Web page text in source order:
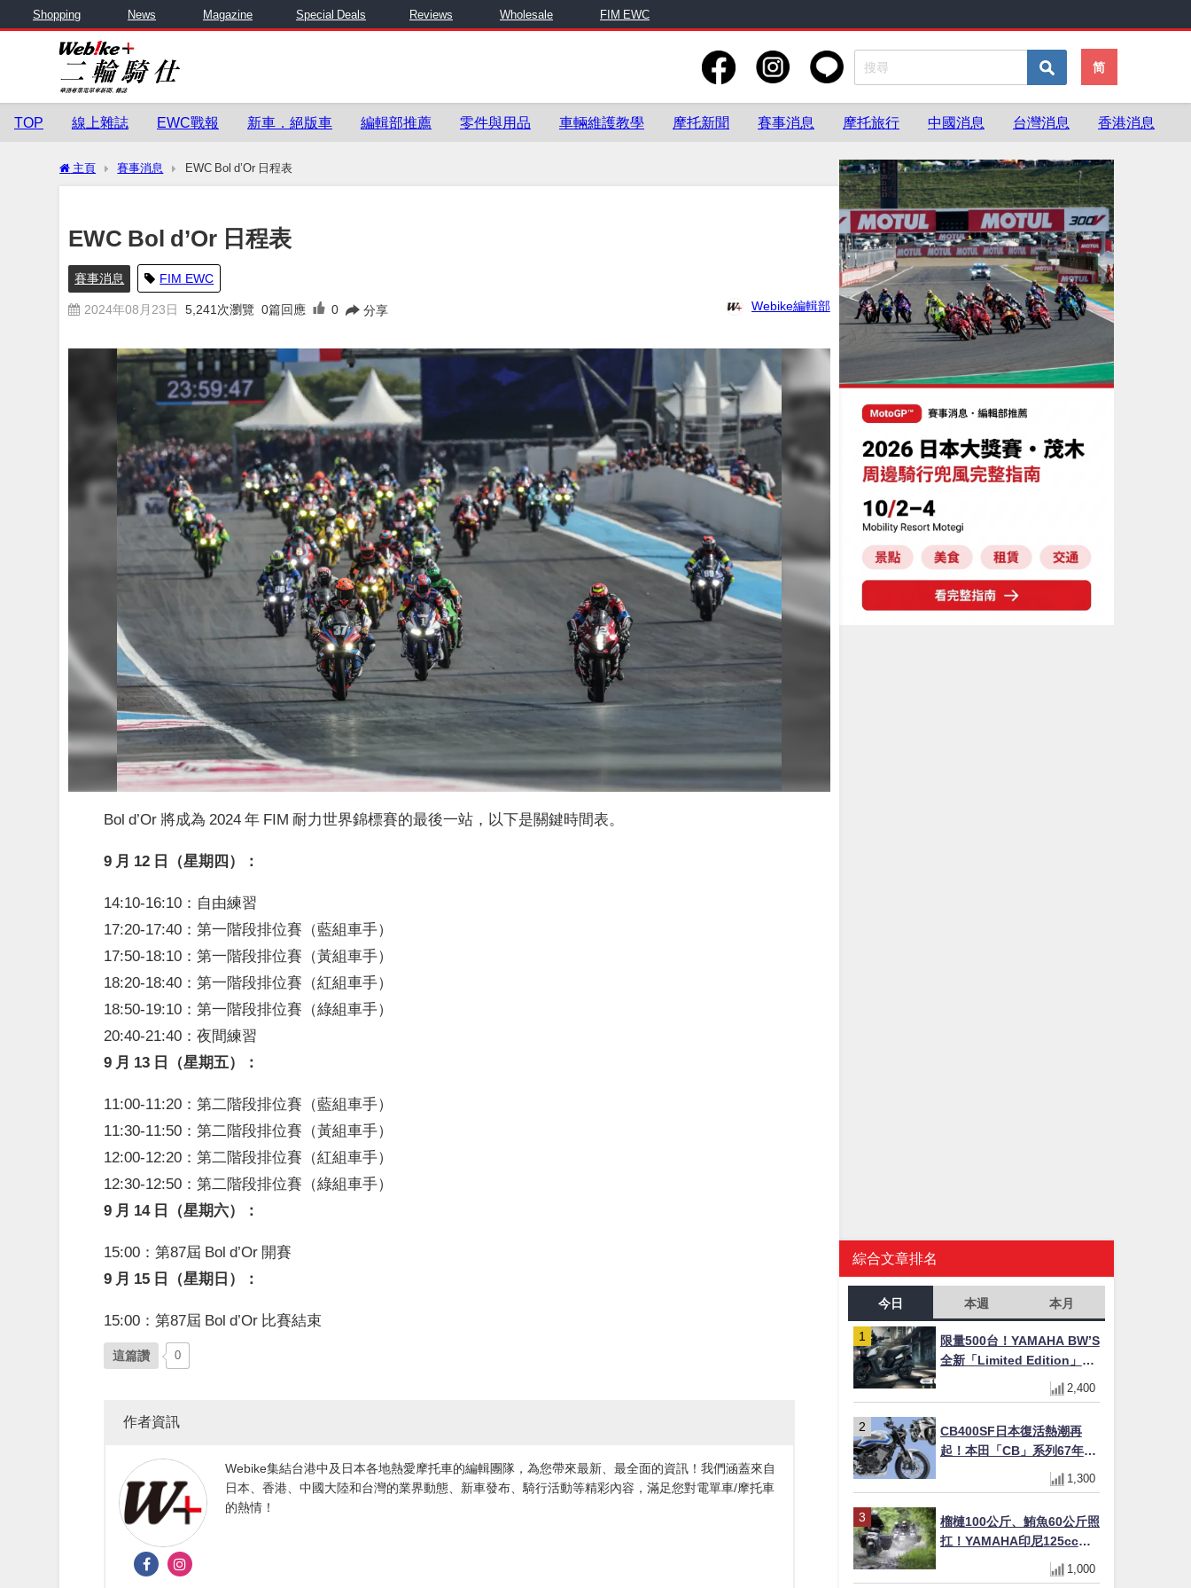
Shopping News Magazine Special Deals Reviews Wholesale FIM EWC
简
TOP 線上雜誌 EWC戰報 新車．絕版車 編輯部推薦 零件與用品 車輛維護教學 摩托新聞 賽事消息 摩托旅行 中國消息 台灣消息 香港消息
主頁 賽事消息 EWC Bol d’Or 日程表
EWC Bol d’Or 日程表
賽事消息 FIM EWC
2024年08月23日 5,241 次瀏覽 0篇回應 0 分享 Webike編輯部
Bol d’Or 將成為 2024 年 FIM 耐力世界錦標賽的最後一站，以下是關鍵時間表。
9 月 12 日（星期四）：
14:10-16:10：自由練習
17:20-17:40：第一階段排位賽（藍組車手）
17:50-18:10：第一階段排位賽（黃組車手）
18:20-18:40：第一階段排位賽（紅組車手）
18:50-19:10：第一階段排位賽（綠組車手）
20:40-21:40：夜間練習
9 月 13 日（星期五）：
11:00-11:20：第二階段排位賽（藍組車手）
11:30-11:50：第二階段排位賽（黃組車手）
12:00-12:20：第二階段排位賽（紅組車手）
12:30-12:50：第二階段排位賽（綠組車手）
9 月 14 日（星期六）：
15:00：第87屆 Bol d’Or 開賽
9 月 15 日（星期日）：
15:00：第87屆 Bol d’Or 比賽結束
這篇讚 0
作者資訊
Webike集結台港中及日本各地熱愛摩托車的編輯團隊，為您帶來最新、最全面的資訊！我們涵蓋來自
日本、香港、中國大陸和台灣的業界動態、新車發布、騎行活動等精彩內容，滿足您對電單車/摩托車
的熱情！
綜合文章排名
今日 本週 本月
限量500台！YAMAHA BW’S
全新「Limited Edition」都
市探索限定色 GOOPiMADE
聯名包同步登場
2,400
CB400SF日本復活熱潮再
起！本田「CB」系列67年傳
奇解密 與CBR差異一次搞懂
1,300
榴槤100公斤、鮪魚60公斤照
扛！YAMAHA印尼125cc速
克達Gear Ultima 2740公里
耐操實測
1,000